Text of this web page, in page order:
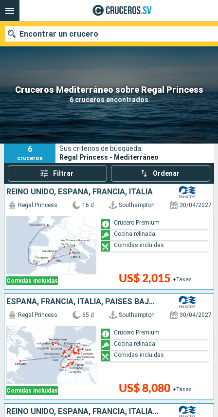
Cruceros Mediterráneo sobre Regal Princess
6 cruceros encontrados
Encontrar un crucero
Nuestros destinos
Fecha de salida
Puertos Compañías
Buscar
6
cruceros
Sus criterios de búsqueda:
Regal Princess - Mediterráneo
Filtrar Ordenar
REINO UNIDO, ESPAÑA, FRANCIA, ITALIA
Comidas incluidas
Regal Princess 16 d Southampton 30/04/2027
US$ 2,015 +Tasas
Crucero Premium
Cocina refinada
Comidas incluidas
ESPAÑA, FRANCIA, ITALIA, PAISES BAJOS, NORUEGA, ALEMANIA, FINLANDIA, ESTONIA, SUECIA, POLONIA, DINAMARCA, ISLANDIA, REINO UNIDO, BÉLGICA, CANADÁ, IRLANDA
Comidas incluidas
Regal Princess 65 d Southampton 30/04/2027
US$ 8,080 +Tasas
Crucero Premium
Cocina refinada
Comidas incluidas
REINO UNIDO, ESPAÑA, FRANCIA, ITALIA, BÉLGICA, PAISES BAJOS, NORUEGA, DINAMARCA